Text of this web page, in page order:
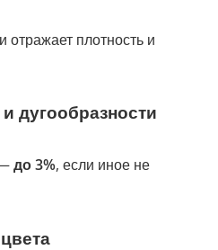
отражает плотность и
дугообразности
до 3%, если иное не